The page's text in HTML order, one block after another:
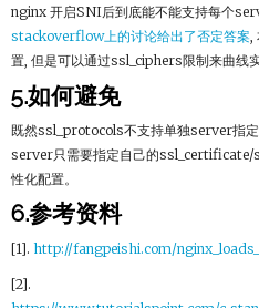
nginx 开启SNI后到底能不能支持每个
stackoverflow上的讨论给出了否定答案,
置, 但是可以通过ssl_ciphers限制来曲线实
5.如何避免
既然ssl_protocols不支持单独server指
server只需要指定自己的
性化配置。
6.参考资料
[1].http://fangpeishi.com/
[2].